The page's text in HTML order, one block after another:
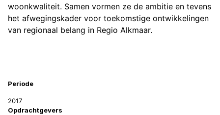
woonkwaliteit. Samen vormen ze de ambitie en tevens
het afwegingskader voor toekomstige ontwikkelingen
van regionaal belang in Regio Alkmaar.
Periode
2017
Opdrachtgevers